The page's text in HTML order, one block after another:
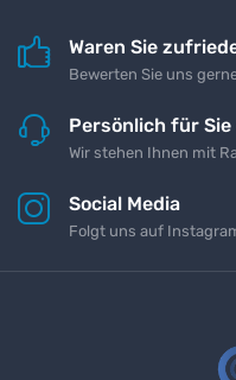
Waren Sie
Bewerten Sie uns
Persönlich für Sie
Wir stehen Ihnen mit
Social Media
Folgt uns auf